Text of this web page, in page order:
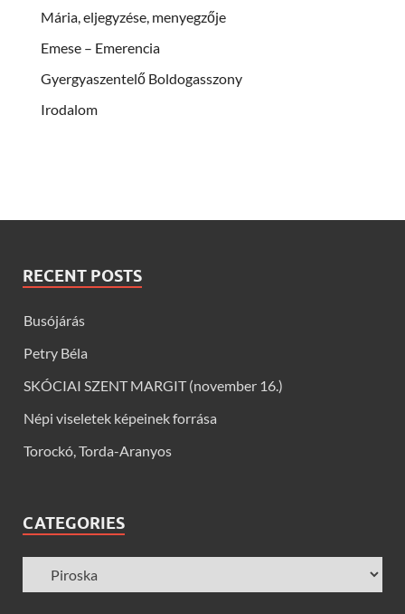
Mária, eljegyzése, menyegzője
Emese – Emerencia
Gyergyaszentelő Boldogasszony
Irodalom
RECENT POSTS
Busójárás
Petry Béla
SKÓCIAI SZENT MARGIT (november 16.)
Népi viseletek képeinek forrása
Torockó, Torda-Aranyos
CATEGORIES